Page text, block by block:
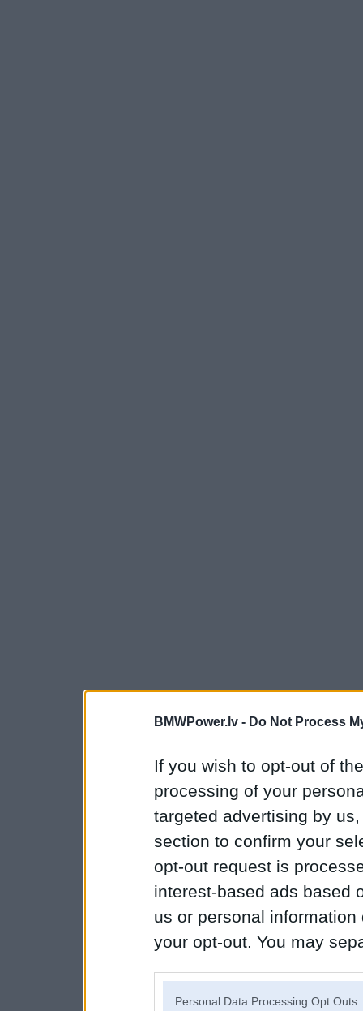
BMWPower.lv - Do Not Process
If you wish to opt-out of
processing of your
targeted advertising by
section to confirm your
opt-out request is
interest-based ads based
us or personal
your opt-out. You may
Personal Data Processing Opt Outs